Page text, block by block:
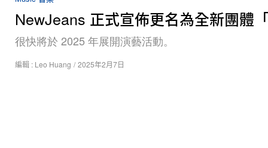
NewJeans 正式宣佈更名為全新團體
很快將於 2025 年展開演藝活動。
編輯 : Leo Huang / 2025年2月7日